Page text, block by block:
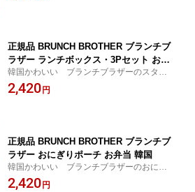
正規品 BRUNCH BROTHER ブランチブ
ラザー ランチボックス・3Pセット お弁
当 韓国
韓国かわいい ブランチブラザーのスタッ
キング可能なランチボックス・3Pセットセ
ット
2,420 円
正規品 BRUNCH BROTHER ブランチブ
ラザー おにぎりポーチ お弁当 韓国
韓国かわいい ブランチブラザーのおにぎ
りポーチ
2,420 円